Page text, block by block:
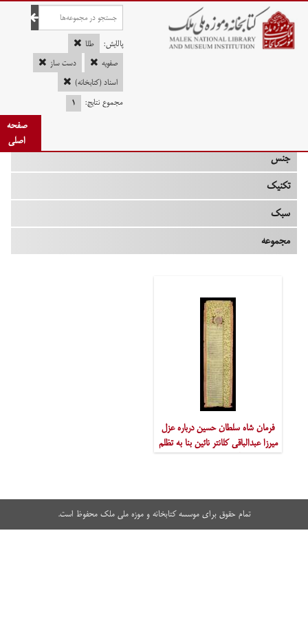
صفحه اصلی
پالایش:
طلا
صفویه
دست ساز
اسناد (کتابخانه)
مجموع نتایج:
۱
صفحه
اصلی
جنس
تکنیک
سبک
مجموعه
فرمان شاه سلطان حسین درباره عزل
میرزا عبدالباقی کلانتر نائین بنا به تظلم
خواهی مردم آنجا وانتصاب میرزا ابوالبقاء
تمام حقوق برای موسسه کتابخانه و موزه ملی ملک محفوظ است.